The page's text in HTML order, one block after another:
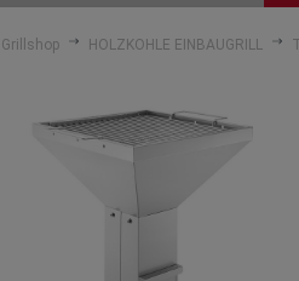
Grillshop HOLZKOHLE EINBAUGRILL